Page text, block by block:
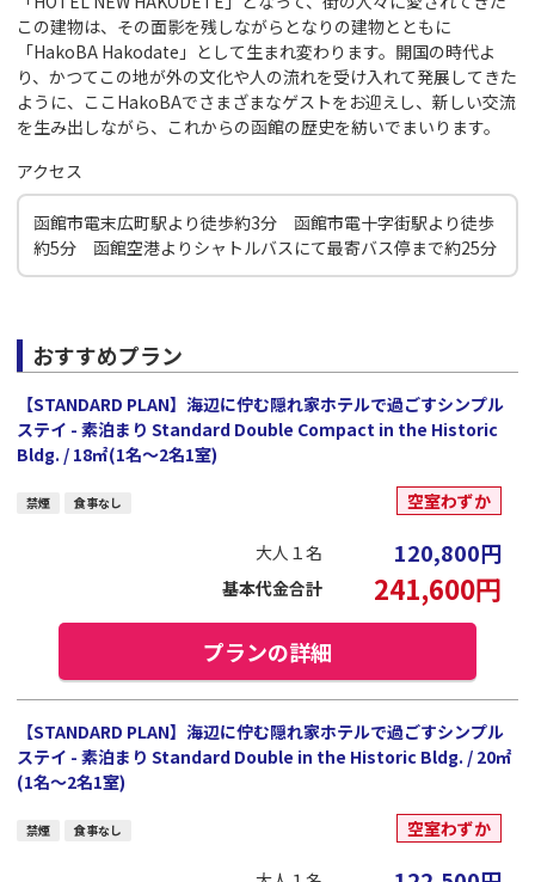
この建物は、その面影を残しながらとなりの建物とともに
「HakoBA Hakodate」として生まれ変わります。開国の時代よ
り、かつてこの地が外の文化や人の流れを受け入れて発展してきた
ように、ここHakoBAでさまざまなゲストをお迎えし、新しい交流
を生み出しながら、これからの函館の歴史を紡いでまいります。
アクセス
函館市電末広町駅より徒歩約3分 函館市電十字街駅より徒歩
約5分 函館空港よりシャトルバスにて最寄バス停まで約25分
おすすめプラン
【STANDARD PLAN】海辺に佇む隠れ家ホテルで過ごすシンプル
ステイ - 素泊まり Standard Double Compact in the Historic
Bldg. / 18㎡(1名～2名1室)
禁煙 食事なし 空室わずか
大人１名 120,800円
基本代金合計 241,600円
プランの詳細
【STANDARD PLAN】海辺に佇む隠れ家ホテルで過ごすシンプル
ステイ - 素泊まり Standard Double in the Historic Bldg. / 20㎡
(1名～2名1室)
禁煙 食事なし 空室わずか